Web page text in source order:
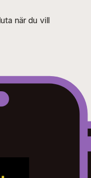
när du vill